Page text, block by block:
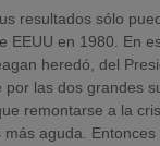
resultados sólo
EEUU en 1980. En
heredó, del
las dos grandes
remontarse a la
aguda.